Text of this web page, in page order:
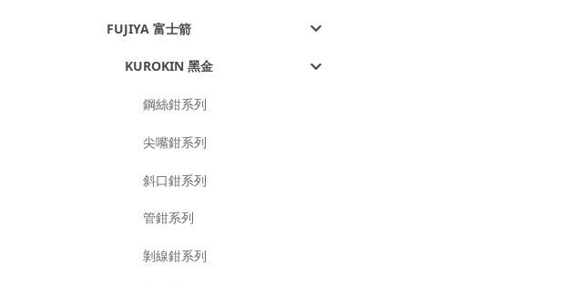
FUJIYA 富士箭
KUROKIN 黑金
鋼絲鉗系列
尖嘴鉗系列
斜口鉗系列
管鉗系列
剝線鉗系列